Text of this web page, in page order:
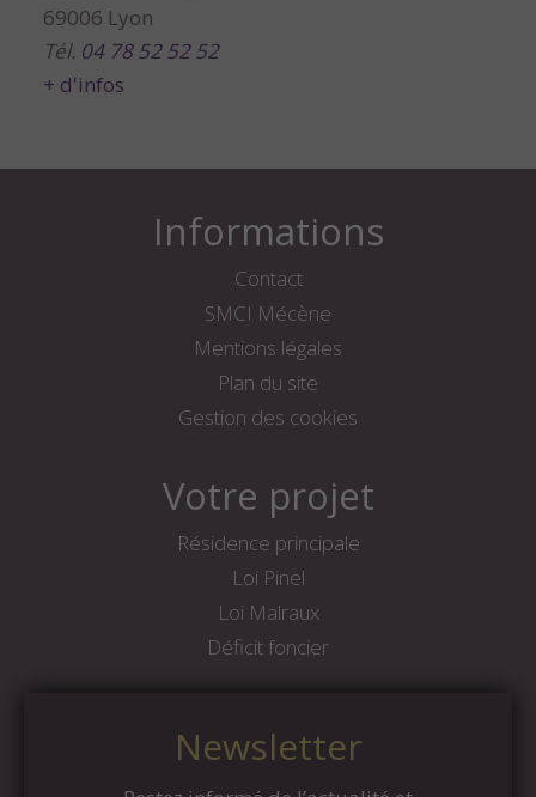
69006 Lyon
Tél. 04 78 52 52 52
+ d'infos
Informations
Contact
SMCI Mécène
Mentions légales
Plan du site
Gestion des cookies
Votre projet
Résidence principale
Loi Pinel
Loi Malraux
Déficit foncier
Newsletter